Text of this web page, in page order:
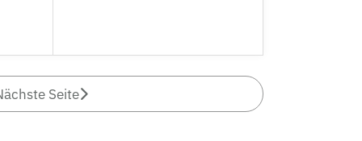
Seite